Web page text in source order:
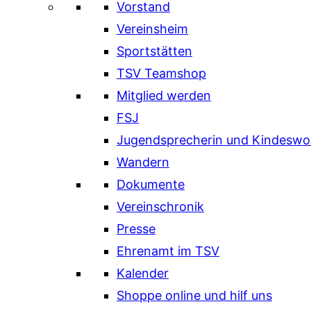
Vorstand
Vereinsheim
Sportstätten
TSV Teamshop
Mitglied werden
FSJ
Jugendsprecherin und
Wandern
Dokumente
Vereinschronik
Presse
Ehrenamt im TSV
Kalender
Shoppe online und hilf uns